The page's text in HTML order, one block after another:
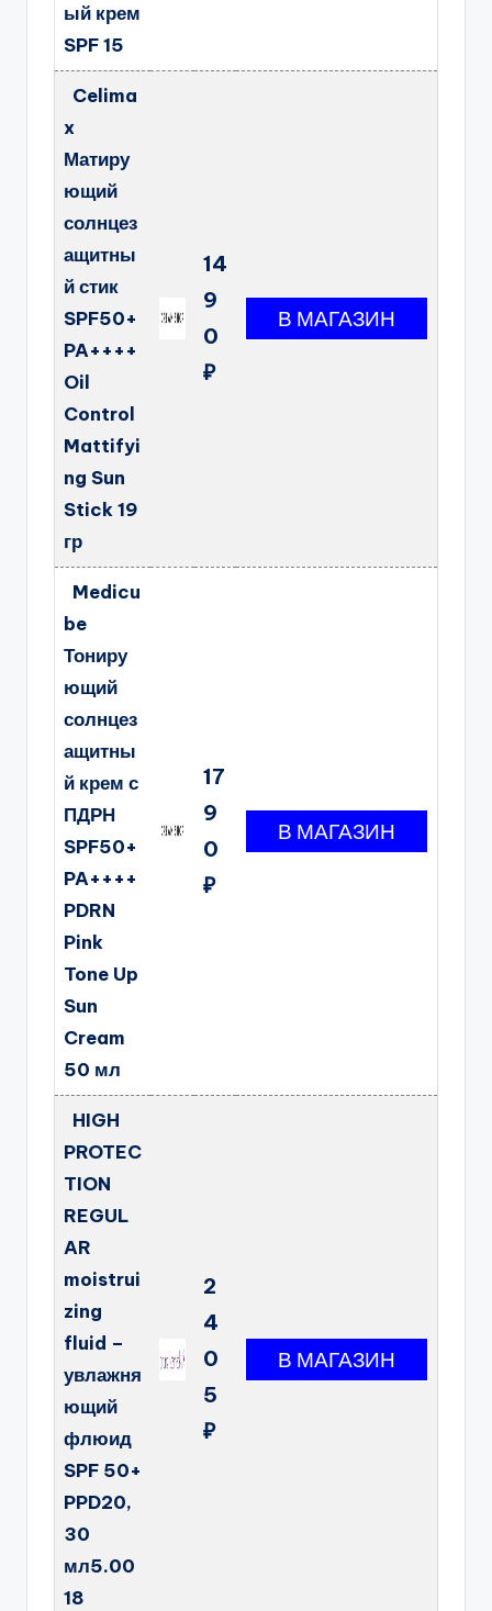
ый крем
SPF 15
Celima
x
Матиру
ющий
солнцез
ащитны
й стик
SPF50+
PA++++
Oil
Control
Mattifyi
ng Sun
Stick 19
гр
14
9
0
₽
Medicu
be
Тониру
ющий
солнцез
ащитны
й крем с
ПДРН
SPF50+
PA++++
PDRN
Pink
Tone Up
Sun
Cream
50 мл
17
9
0
₽
HIGH
PROTEC
TION
REGUL
AR
moistrui
zing
fluid –
увлажня
ющий
флюид
SPF 50+
PPD20,
30
мл5.00
18
2
4
0
5
₽